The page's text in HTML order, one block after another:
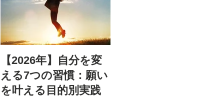
【2026年】自分を変
える7つの習慣：願い
を叶える目的別実践